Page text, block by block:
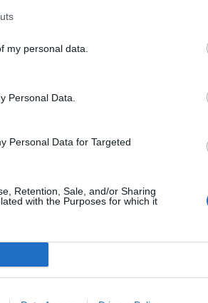
my personal data.
Personal Data.
Personal Data for Targeted
Retention, Sale, and/or Sharing
with the Purposes for which it